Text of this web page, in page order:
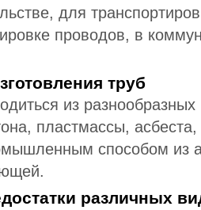
для
проводов, в
труб
из
пластмассы,
способом из
различных